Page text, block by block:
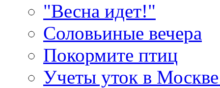
"Весна идет!"
Соловьиные вечера
Покормите птиц
Учеты уток в